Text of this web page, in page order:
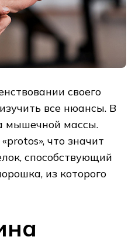
своего
все нюансы. В
мышечной массы.
что значит
способствующий
из которого